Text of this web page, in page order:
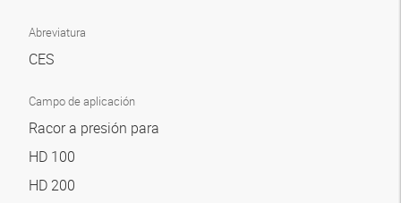
Abreviatura
CES
Campo de aplicación
Racor a presión para
HD 100
HD 200